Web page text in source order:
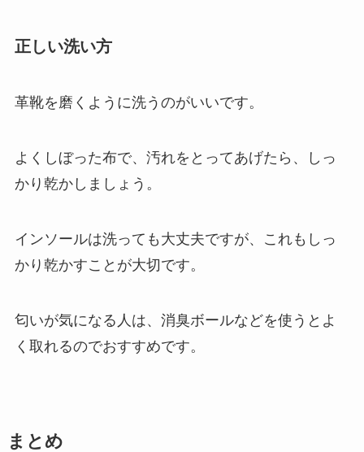
正しい洗い方
革靴を磨くように洗うのがいいです。
よくしぼった布で、汚れをとってあげたら、しっ
かり乾かしましょう。
インソールは洗っても大丈夫ですが、これもしっ
かり乾かすことが大切です。
匂いが気になる人は、消臭ボールなどを使うとよ
く取れるのでおすすめです。
まとめ